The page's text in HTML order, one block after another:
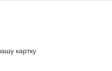
картку